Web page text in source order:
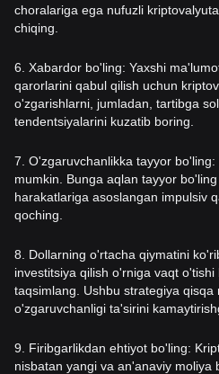
choralariga ega nufuzli
chiqing.
6. Xabardor bo'ling: Yaxshi
qarorlarini qabul qilish uchun
o'zgarishlarni, jumladan, tartibga
tendentsiyalarini kuzatib boring.
7. O'zgaruvchanlikka tayyor
mumkin. Bunga aqlan tayyor
harakatlariga asoslangan impulsiv
qoching.
8. Dollarning o'rtacha qiymatini
investitsiya qilish o'rniga vaqt
taqsimlang. Ushbu strategiya qisqa
o'zgaruvchanligi ta'sirini
9. Firibgarlikdan ehtiyot bo'ling:
nisbatan yangi va an'anaviy moliya